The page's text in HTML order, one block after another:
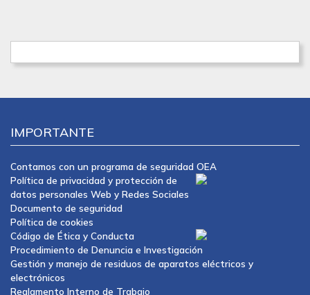
IMPORTANTE
Contamos con un programa de seguridad OEA
Política de privacidad y protección de
datos personales Web y Redes Sociales
Documento de seguridad
Política de cookies
Código de Ética y Conducta
Procedimiento de Denuncia e Investigación
Gestión y manejo de residuos de aparatos eléctricos y
electrónicos
Reglamento Interno de Trabajo